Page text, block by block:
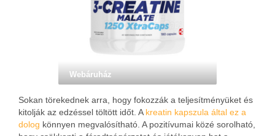
Webáruház
Sokan törekednek arra, hogy fokozzák a teljesítményüket és
kitolják az edzéssel töltött időt. A kreatin kapszula által ez a
dolog könnyen megvalósítható. A pozitívumai közé sorolható,